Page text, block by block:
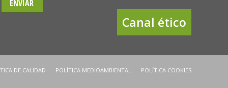
Canal ético
DE CALIDAD POLÍTICA MEDIOAMBIENTAL POLÍTICA COOKIES